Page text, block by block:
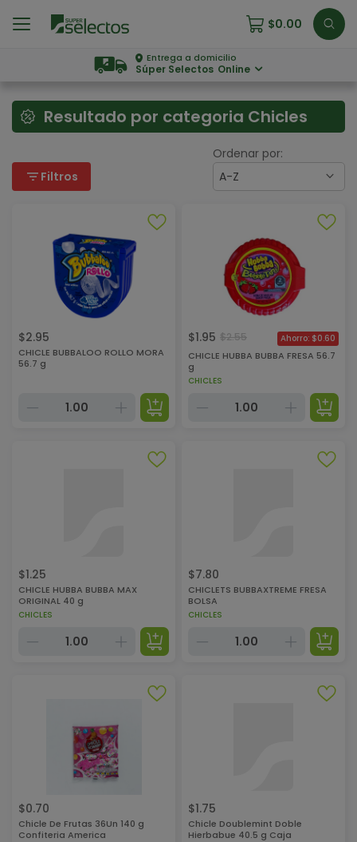
$0.00
Entrega a domicilio
Súper Selectos Online
Resultado por categoria Chicles
filter_list Filtros
Ordenar por:
A-Z
$2.95
CHICLE BUBBALOO ROLLO MORA
56.7 g
$1.95 $2.55 $0.60
CHICLE HUBBA BUBBA FRESA 56.7
g
CHICLES
$1.25
CHICLE HUBBA BUBBA MAX
ORIGINAL 40 g
CHICLES
$7.80
CHICLETS BUBBAXTREME FRESA
BOLSA
CHICLES
$0.70
Chicle De Frutas 36Un 140 g
Confiteria America
$1.75
Chicle Doublemint Doble
Hierbabue 40.5 g Caja